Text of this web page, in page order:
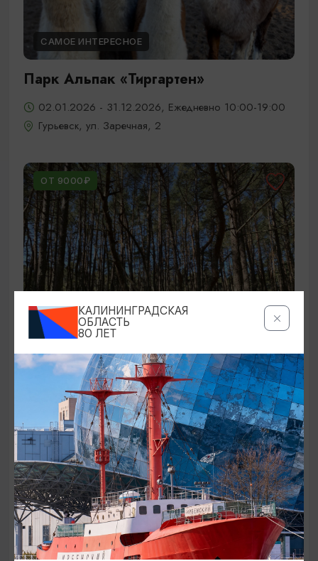
САМОЕ ИНТЕРЕСНОЕ
Парк Альпак «Тиргартен»
02.01.2026 - 31.12.2026, Ежедневно 10:00-19:00
Гурьевск, ул. Заречная, 2
ОТ 9000₽
ЭКСКУРСИИ УЧРЕЖДЕНИЙ КУЛЬТУРЫ
Аудиоспектакль «Истории Куршской
косы»
01.02.2026 - 31.12.2026, 13:00
Куршская коса
ОТ 2500₽
КАЛИНИНГРАДСКАЯ
ОБЛАСТЬ
80 ЛЕТ